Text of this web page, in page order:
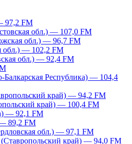
97,2 FM
обл.) — 107,0 FM
обл.) — 96,7 FM
обл.) — 102,2 FM
обл.) — 92,4 FM
Балкарская Республика) — 104,4
край) — 94,2 FM
край) — 100,4 FM
— 92,1 FM
89,2 FM
обл.) — 97,1 FM
(Ставропольский край) — 94,0 FM